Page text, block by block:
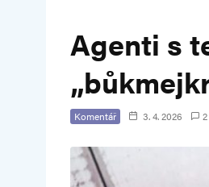
Agenti s
Komentář 3. 4. 2026 2